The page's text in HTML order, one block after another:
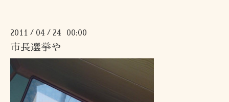
2011 / 04 / 24 00:00
市長選挙や